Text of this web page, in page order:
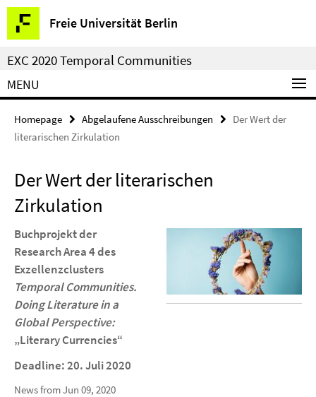
Springe
direkt
zu
Inhalt
Freie Universität Berlin
Service
Navigation
EXC 2020 Temporal Communities
MENU
Homepage Abgelaufene Ausschreibungen
Der Wert der
literarischen Zirkulation
Der Wert der literarischen
Zirkulation
Buchprojekt der
Research Area 4 des
Exzellenzclusters
Temporal Communities.
Doing Literature in a
Global Perspective:
„Literary Currencies“
Deadline: 20. Juli 2020
News from Jun 09, 2020